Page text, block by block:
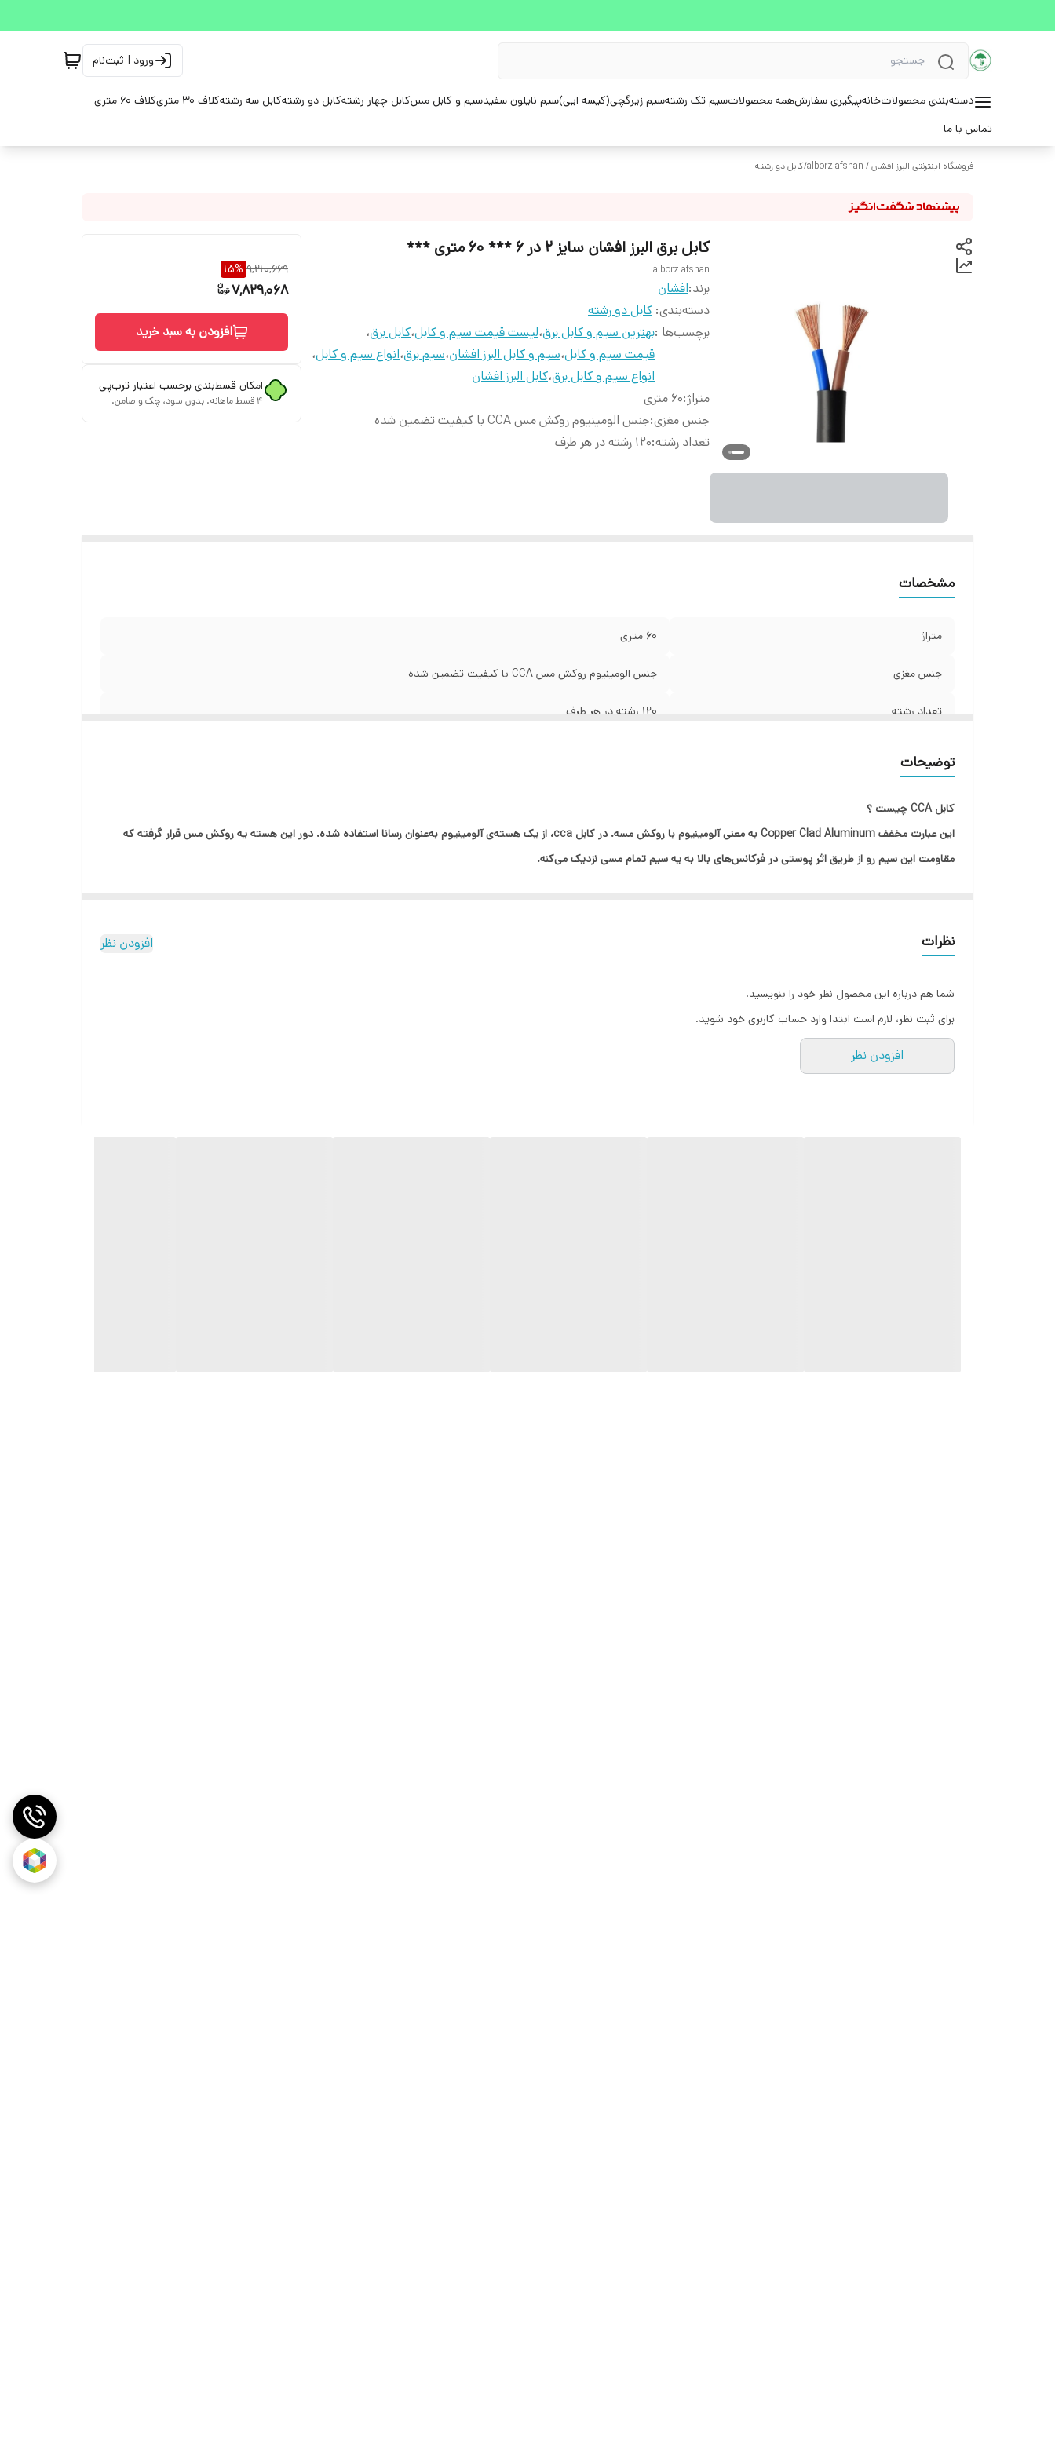
ورود | ثبت‌نام
دسته‌بندی محصولاتخانهپیگیری سفارشهمه محصولاتسیم تک رشتهسیم زیرگچی(کیسه ایی)سیم نایلون سفیدسیم و کابل مسکابل چهار رشتهکابل دو رشتهکابل سه رشتهکلاف 30 متری
کلاف 60 متری
تماس با ما
فروشگاه اینترنتی البرز افشان / alborz afshan /کابل دو رشته
کابل برق البرز افشان سایز 2 در 6 *** 60 متری ***
alborz afshan
برند:افشان
دسته‌بندی: کابل دو رشته
برچسب‌ها :بهترین سیم و کابل برق،لیست قیمت سیم و کابل،کابل برق،
قیمت سیم و کابل،سیم و کابل البرز افشان،سیم برق،انواع سیم و کابل،
انواع سیم و کابل برق،کابل البرز افشان
متراژ:60 متری
جنس مغزی:جنس الومینیوم روکش مس CCA با کیفیت تضمین شده
تعداد رشته:120 رشته در هر طرف
9,210,669
15%
7,829,068
افزودن به سبد خرید
امکان قسط‌بندی برحسب اعتبار ترب‌پی
۴ قسط ماهانه. بدون سود، چک و ضامن.
مشخصات
متراژ 60 متری
جنس مغزی جنس الومینیوم روکش مس CCA با کیفیت تضمین شده
تعداد رشته 120 رشته در هر طرف
توضیحات
کابل CCA چیست ؟
این عبارت مخفف Copper Clad Aluminum به‌ معنی آلومینیوم با روکش مسه. در کابل cca، از یک هسته‌ی آلومینیوم به‌عنوان رسانا استفاده شده. دور این هسته یه روکش مس قرار گرفته که
مقاومت این سیم رو از طریق اثر پوستی در فرکانس‌های بالا به یه سیم تمام مسی نزدیک می‌کنه.
کابل افشان 2 در 6 یک محصول با سطح مقطع و قدرت هدایت جریان الکتریکی بسیار مناسب است. این نوع کابل های امروزه با توجه به ویژگی های منحصر به فرد خود، به یکی از پر مصرف ترین کالا
های برقی موجود در بازار تبدیل شده اند.
نظرات افزودن نظر
شما هم درباره این محصول نظر خود را بنویسید.
برای ثبت نظر، لازم است ابتدا وارد حساب کاربری خود شوید.
افزودن نظر